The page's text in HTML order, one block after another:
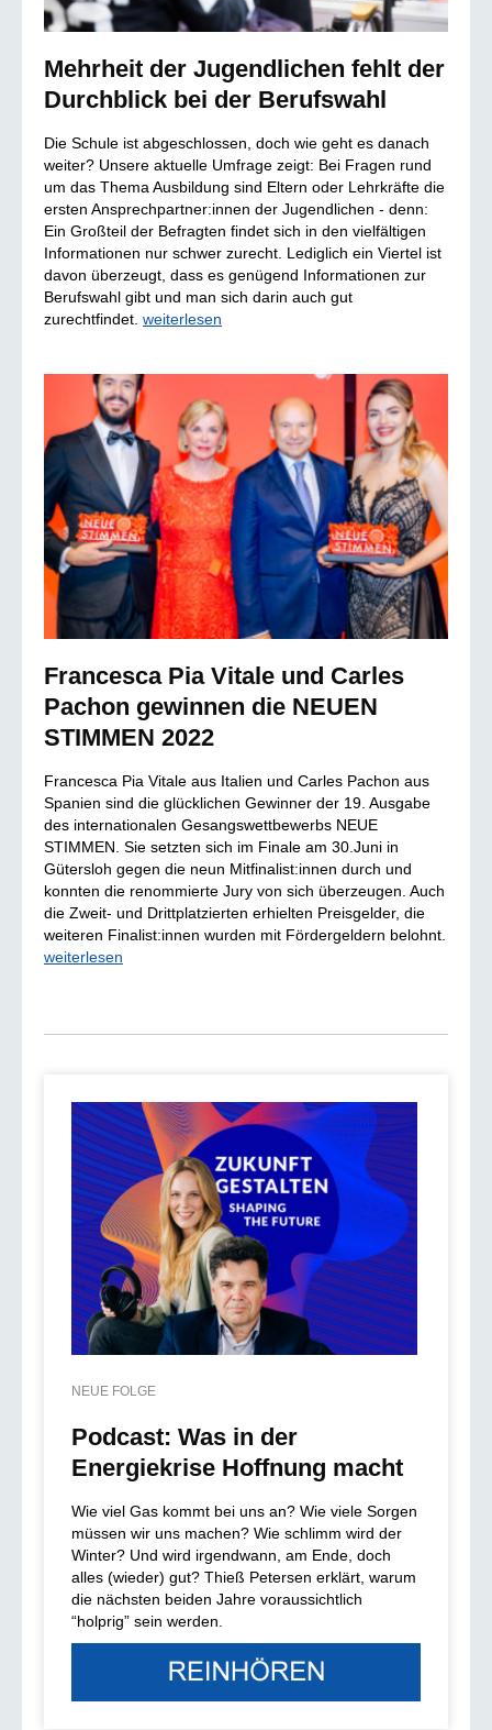
Mehrheit der Jugendlichen fehlt der
Durchblick bei der Berufswahl
Die Schule ist abgeschlossen, doch wie geht es danach
weiter? Unsere aktuelle Umfrage zeigt: Bei Fragen rund
um das Thema Ausbildung sind Eltern oder Lehrkräfte die
ersten Ansprechpartner:innen der Jugendlichen - denn:
Ein Großteil der Befragten findet sich in den vielfältigen
Informationen nur schwer zurecht. Lediglich ein Viertel ist
davon überzeugt, dass es genügend Informationen zur
Berufswahl gibt und man sich darin auch gut
zurechtfindet. weiterlesen
Francesca Pia Vitale und Carles
Pachon gewinnen die NEUEN
STIMMEN 2022
Francesca Pia Vitale aus Italien und Carles Pachon aus
Spanien sind die glücklichen Gewinner der 19. Ausgabe
des internationalen Gesangswettbewerbs NEUE
STIMMEN. Sie setzten sich im Finale am 30.Juni in
Gütersloh gegen die neun Mitfinalist:innen durch und
konnten die renommierte Jury von sich überzeugen. Auch
die Zweit- und Drittplatzierten erhielten Preisgelder, die
weiteren Finalist:innen wurden mit Fördergeldern belohnt.
weiterlesen
NEUE FOLGE
Podcast: Was in der
Energiekrise Hoffnung macht
Wie viel Gas kommt bei uns an? Wie viele Sorgen
müssen wir uns machen? Wie schlimm wird der
Winter? Und wird irgendwann, am Ende, doch
alles (wieder) gut? Thieß Petersen erklärt, warum
die nächsten beiden Jahre voraussichtlich
“holprig” sein werden.